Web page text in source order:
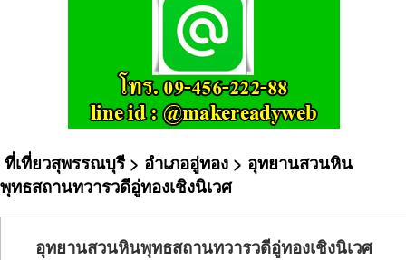
ที่เที่ยวสุพรรณบุรี> อำเภออู่ทอง > อุทยานสวนหิน
พุทธสถานทวารวดีอู่ทองเชิงนิเวศ
อุทยานสวนหินพุทธสถานทวารวดีอู่ทองเชิงนิเวศ